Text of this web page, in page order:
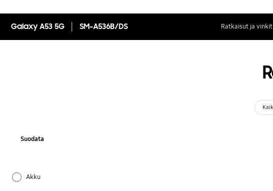
Galaxy A53 5G SM-A536B/DS Ratkaisut ja vinkit
Suodata
Akku